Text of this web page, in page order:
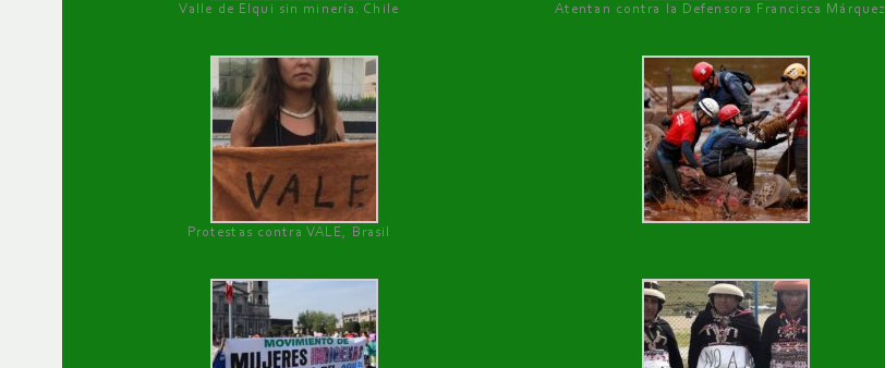
Valle de Elqui sin minería. Chile Atentan contra la Defensora Francisca Márquez
Protestas contra VALE, Brasil